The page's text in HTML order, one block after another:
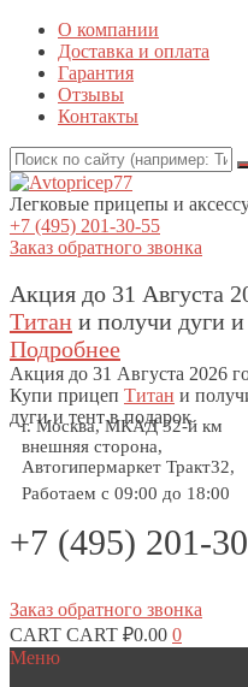
О компании
Доставка и оплата
Гарантия
Отзывы
Контакты
Легковые прицепы и
+7 (495) 201-30-55
Заказ обратного звонка
Акция до 31 Августа
Титан и получи дуги и
Подробнее
Акция до 31 Августа 2026
Купи прицеп Титан и
дуги и тент в подарок
г. Москва, МКАД 32-й км
внешняя сторона,
Автогипермаркет Тракт32,
Работаем с 09:00 до 18:00
+7 (495) 201-
Заказ обратного звонка
CART CART ₽0.00 0
Меню